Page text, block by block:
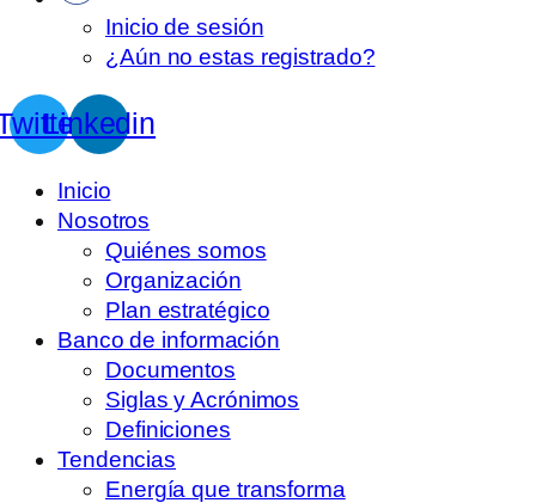
Inicio de sesión
¿Aún no estas registrado?
Linkedin
Inicio
Nosotros
Quiénes somos
Organización
Plan estratégico
Banco de información
Documentos
Siglas y Acrónimos
Definiciones
Tendencias
Energía que transforma